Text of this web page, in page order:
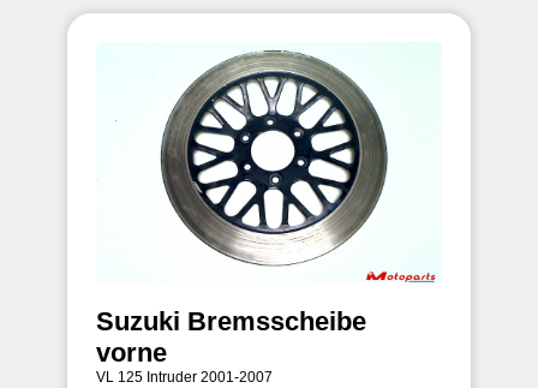
Suzuki Bremsscheibe
vorne
VL 125 Intruder 2001-2007